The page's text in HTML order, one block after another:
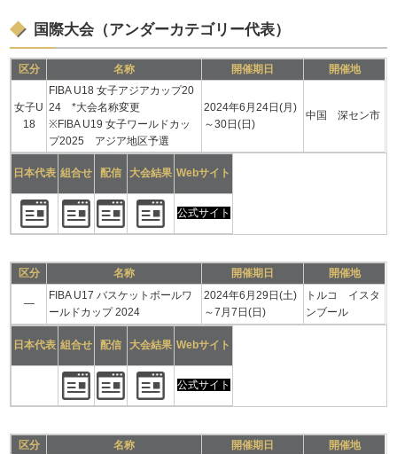
国際大会（アンダーカテゴリー代表）
区分 名称 開催期日 開催地
女子U
18
FIBA U18 女子アジアカップ20
24 *大会名称変更
※FIBA U19 女子ワールドカッ
プ2025 アジア地区予選
2024年6月24日(月)
～30日(日)
中国 深セン市
日本代表 組合せ 配信 大会結果 Webサイト
公式サイト
区分 名称 開催期日 開催地
―
FIBA U17 バスケットボールワ
ールドカップ 2024
2024年6月29日(土)
～7月7日(日)
トルコ イスタ
ンブール
日本代表 組合せ 配信 大会結果 Webサイト
公式サイト
区分 名称 開催期日 開催地